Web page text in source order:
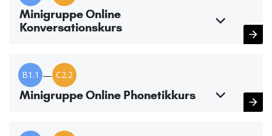
Minigruppe Online
Konversationskurs
B1.1 — C2.2
Minigruppe Online Phonetikkurs